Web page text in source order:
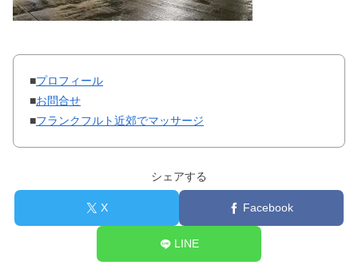
■プロフィール
■お問合せ
■フランクフルト近郊でマッサージ
シェアする
X Facebook
LINE